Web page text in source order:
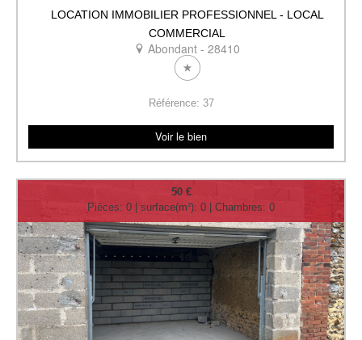
LOCATION IMMOBILIER PROFESSIONNEL - LOCAL
COMMERCIAL
Abondant - 28410
Référence: 37
Voir le bien
50 €
Pièces: 0 | surface(m²): 0 | Chambres: 0